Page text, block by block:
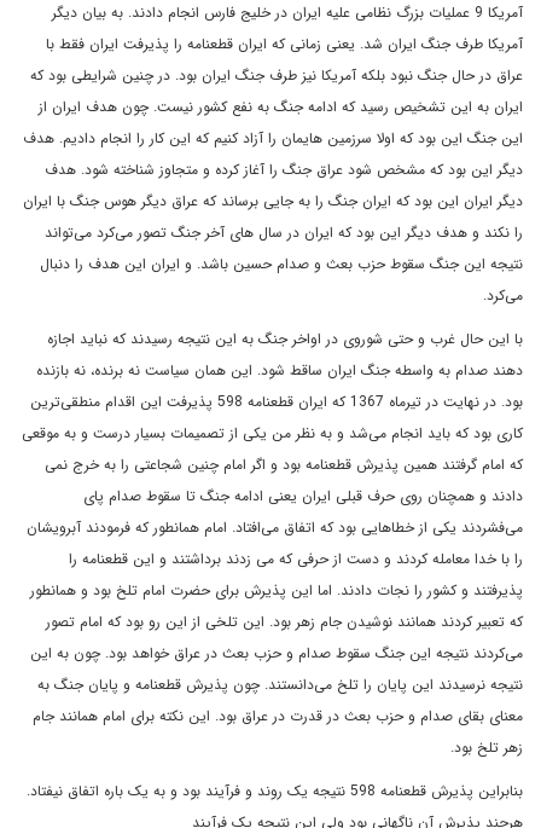
آمریکا 9 عملیات بزرگ نظامی‌ علیه ایران در خلیج فارس انجام دادند. به بیان دیگر
آمریکا طرف جنگ ایران شد. یعنی زمانی که ایران قطعنامه را پذیرفت ایران فقط با
عراق در حال جنگ نبود بلکه آمریکا نیز طرف جنگ ایران بود. در چنین شرایطی بود که
ایران به این تشخیص رسید که ادامه جنگ به نفع کشور نیست. چون هدف ایران از
این جنگ این بود که اولا سرزمین هایمان را آزاد کنیم که این کار را انجام دادیم. هدف
دیگر این بود که مشخص شود عراق جنگ را آغاز کرده و متجاوز شناخته شود. هدف
دیگر ایران این بود که ایران جنگ را به جایی برساند که عراق دیگر هوس جنگ با ایران
را نکند و هدف دیگر این بود که ایران در سال های آخر جنگ تصور می‌کرد می‌تواند
نتیجه این جنگ سقوط حزب بعث و صدام حسین باشد. و ایران این هدف را دنبال
می‌کرد.
با این حال غرب و حتی شوروی در اواخر جنگ به این نتیجه رسیدند که نباید اجازه
دهند صدام به واسطه جنگ ایران ساقط شود. این همان سیاست نه برنده، نه بازنده
بود. در نهایت در تیرماه 1367
که ايران قطعنامه 598 پذيرفت اين اقدام منطقى‌ترين
کارى بود که بايد انجام مى‌شد و به نظر من يکى از تصميمات بسيار درست و به موقعى
که امام گرفتند همين پذيرش قطعنامه بود و اگر امام چنين شجاعتى را به خرج نمى
دادند و همچنان روى حرف قبلى ايران يعنى ادامه جنگ تا سقوط صدام پاى
مى‌فشردند يکى از خطاهايى بود که اتفاق مى‌افتاد. امام همانطور که فرمودند آبرويشان
را با خدا معامله کردند و دست از حرفى که مى زدند برداشتند و اين قطعنامه را
پذيرفتند و کشور را نجات دادند. اما اين پذيرش براى حضرت امام تلخ بود و همانطور
که تعبير کردند همانند نوشيدن جام زهر بود. اين تلخى از اين رو بود که امام تصور
مى‌کردند نتيجه اين جنگ سقوط صدام و حزب بعث در عراق خواهد بود. چون به اين
نتيجه نرسيدند اين پايان را تلخ مى‌دانستند. چون پذيرش قطعنامه و پايان جنگ به
معناى بقاى صدام و حزب بعث در قدرت در عراق بود. اين نکته براى امام همانند جام
زهر تلخ بود.
بنابراين پذيرش قطعنامه 598 نتيجه يک روند و فرآيند بود و به يک باره اتفاق نيفتاد.
هرچند پذيرش آن ناگهانى بود ولى اين نتيجه يک فرآيند